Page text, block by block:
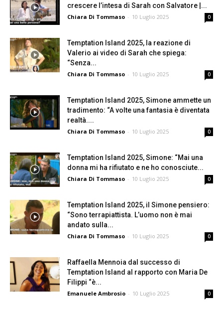
crescere l’intesa di Sarah con Salvatore |...
Chiara Di Tommaso - 10 Luglio 2025 0
Temptation Island 2025, la reazione di
Valerio ai video di Sarah che spiega:
“Senza...
Chiara Di Tommaso - 10 Luglio 2025 0
Temptation Island 2025, Simone ammette un
tradimento: “A volte una fantasia è diventata
realtà....
Chiara Di Tommaso - 10 Luglio 2025 0
Temptation Island 2025, Simone: “Mai una
donna mi ha rifiutato e ne ho conosciute...
Chiara Di Tommaso - 10 Luglio 2025 0
Temptation Island 2025, il Simone pensiero:
“Sono terrapiattista. L’uomo non è mai
andato sulla...
Chiara Di Tommaso - 10 Luglio 2025 0
Raffaella Mennoia dal successo di
Temptation Island al rapporto con Maria De
Filippi “è...
Emanuele Ambrosio - 10 Luglio 2025 0